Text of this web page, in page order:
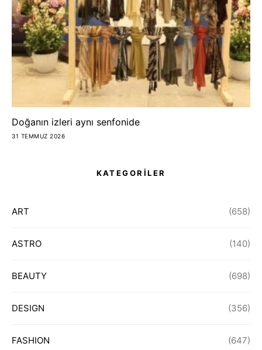
Doğanın izleri aynı senfonide
31 TEMMUZ 2026
KATEGORİLER
ART (658)
ASTRO (140)
BEAUTY (698)
DESIGN (356)
FASHION (647)